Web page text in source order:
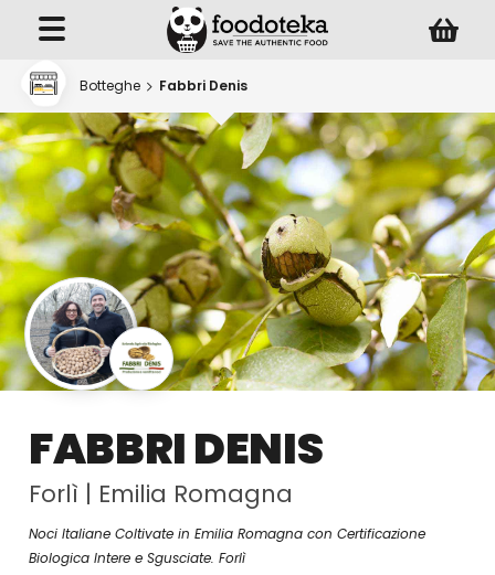
Botteghe Fabbri Denis
FABBRI DENIS
Forlì | Emilia Romagna
Noci Italiane Coltivate in Emilia Romagna con Certificazione
Biologica Intere e Sgusciate. Forlì